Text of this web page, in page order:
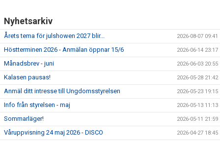
Nyhetsarkiv
Årets tema för julshowen 2027 blir... 2026-08-07 09:41
Höstterminen 2026 - Anmälan öppnar 15/6 2026-06-14 23:17
Månadsbrev - juni 2026-06-03 20:55
Kalasen pausas! 2026-05-28 21:42
Anmäl ditt intresse till Ungdomsstyrelsen 2026-05-23 19:15
Info från styrelsen - maj 2026-05-13 11:13
Sommarläger! 2026-05-11 21:59
Våruppvisning 24 maj 2026 - DISCO 2026-04-27 18:45